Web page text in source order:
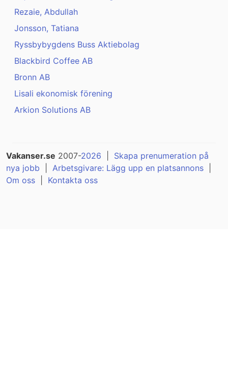
Rezaie, Abdullah
Jonsson, Tatiana
Ryssbybygdens Buss Aktiebolag
Blackbird Coffee AB
Bronn AB
Lisali ekonomisk förening
Arkion Solutions AB
Vakanser.se 2007-2026
Skapa prenumeration på
nya jobb
Arbetsgivare: Lägg upp en platsannons
Om oss
Kontakta oss